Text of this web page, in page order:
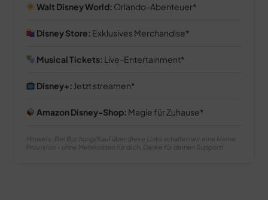
Walt Disney World: Orlando-Abenteuer
Disney Store: Exklusives Merchandise
Musical Tickets: Live-Entertainment
Disney+: Jetzt streamen
Amazon Disney-Shop: Magie für Zuhause
Hinweis: Bei Buchung/Kauf über diese Links erhalten wir eine kleine
Provision – ohne Mehrkosten für dich. Danke für deinen Support!